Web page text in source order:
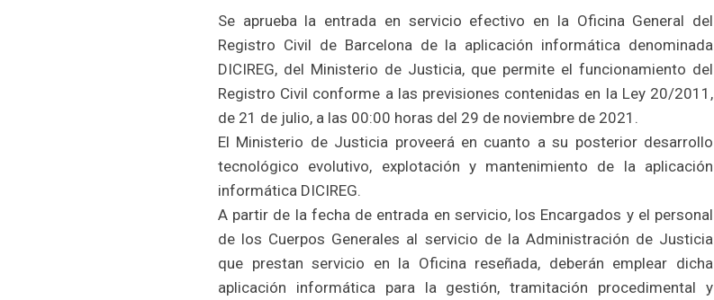
Se aprueba la entrada en servicio efectivo en la Oficina General del
Registro Civil de Barcelona de la aplicación informática denominada
DICIREG, del Ministerio de Justicia, que permite el funcionamiento del
Registro Civil conforme a las previsiones contenidas en la Ley 20/2011,
de 21 de julio, a las 00:00 horas del 29 de noviembre de 2021.
El Ministerio de Justicia proveerá en cuanto a su posterior desarrollo
tecnológico evolutivo, explotación y mantenimiento de la aplicación
informática DICIREG.
A partir de la fecha de entrada en servicio, los Encargados y el personal
de los Cuerpos Generales al servicio de la Administración de Justicia
que prestan servicio en la Oficina reseñada, deberán emplear dicha
aplicación informática para la gestión, tramitación procedimental y